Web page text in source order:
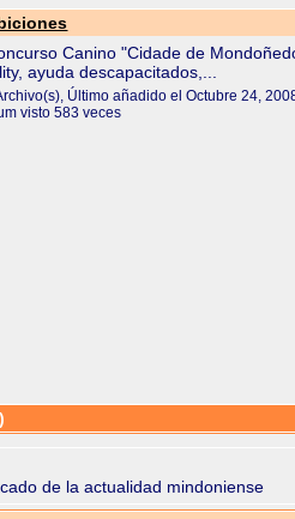
Canino "Cidade de
ayuda descapacitados,...
Último añadido el Octubre 24,
visto 583 veces
de la actualidad mindoniense